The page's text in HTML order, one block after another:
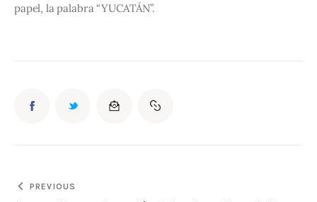
papel, la palabra “YUCATÁN”.
PREVIOUS